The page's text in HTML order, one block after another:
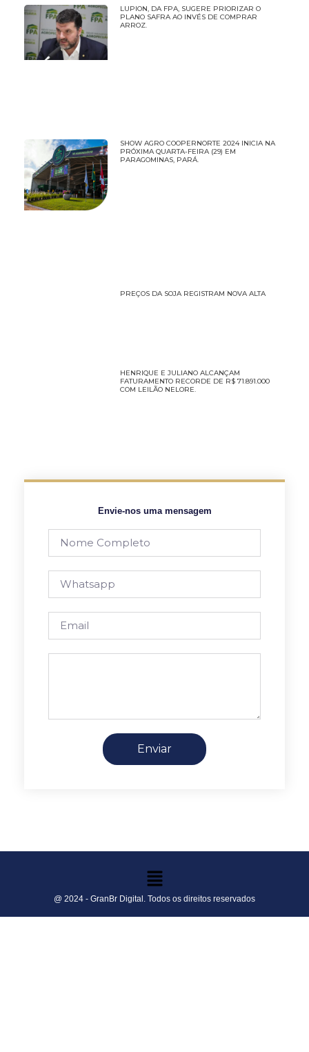
LUPION, DA FPA, SUGERE PRIORIZAR O
PLANO SAFRA AO INVÉS DE COMPRAR
ARROZ.
SHOW AGRO COOPERNORTE 2024 INICIA NA
PRÓXIMA QUARTA-FEIRA (29) EM
PARAGOMINAS, PARÁ.
PREÇOS DA SOJA REGISTRAM NOVA ALTA
HENRIQUE E JULIANO ALCANÇAM
FATURAMENTO RECORDE DE R$ 71.891.000
COM LEILÃO NELORE.
Envie-nos uma mensagem
Enviar
@ 2024 - GranBr Digital. Todos os direitos reservados